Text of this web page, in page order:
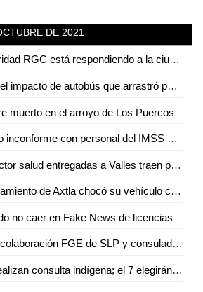
DE 2021
En materia de seguridad RGC está respondiendo a la ciudadanía: Matilde Hernández
Dos heridos saldo del impacto de autobús que arrastró puesto de gorditas
muerto en el arroyo de Los Puercos
Ciudadano capitalino inconforme con personal del IMSS de Ciudad Valles
Ambulancias del sector salud entregadas a Valles traen placas sobrepuestas
Empleado del Ayuntamiento de Axtla chocó su vehículo contra una ambulancia de Tanlajás; 5 heridos
no caer en Fake News de licencias
Estrechan lazos de colaboración FGE de SLP y consulado americano
A marcha forzada realizan consulta indígena; el 7 elegirán a su representante ante el municipio